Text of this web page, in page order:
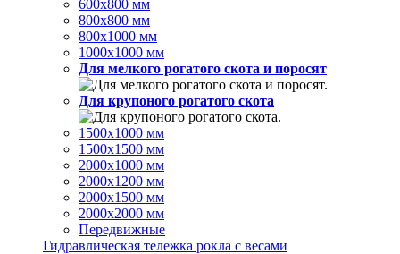
600х800 мм
800х800 мм
800х1000 мм
1000х1000 мм
Для мелкого рогатого скота и поросят
Для крупоного рогатого скота
1500х1000 мм
1500х1500 мм
2000х1000 мм
2000х1200 мм
2000х1500 мм
2000х2000 мм
Передвижные
Гидравлическая тележка рокла с весами